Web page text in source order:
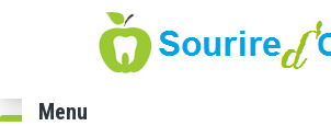
Menu